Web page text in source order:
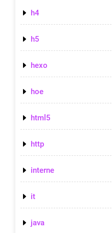
h4
h5
hexo
hoe
html5
http
interne
it
java